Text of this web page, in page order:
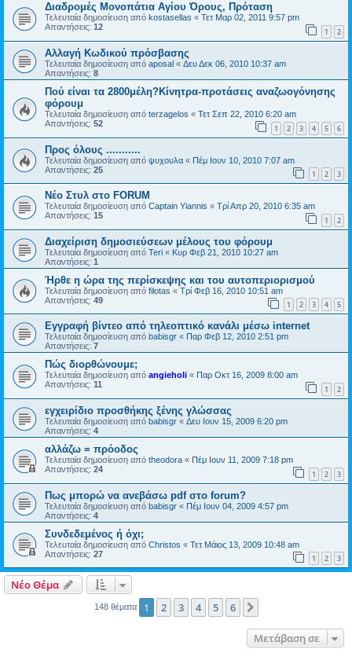
Διαδρομές Μονοπάτια Αγίου Όρους, Πρόταση
Τελευταία δημοσίευση από kostasellas « Τετ Μαρ 02, 2011 9:57 pm
Απαντήσεις: 12 1 2
Αλλαγή Κωδικού πρόσβασης
Τελευταία δημοσίευση από aposal « Δευ Δεκ 06, 2010 10:37 am
Απαντήσεις: 8
Πού είναι τα 2800μέλη?Κίνητρα-προτάσεις αναζωογόνησης
φόρουμ
Τελευταία δημοσίευση από terzagelos « Τετ Σεπ 22, 2010 6:20 am
Απαντήσεις: 52 1 2 3 4 5 6
Προς όλους ...........
Τελευταία δημοσίευση από ψυχουλα « Πέμ Ιουν 10, 2010 7:07 am
Απαντήσεις: 25 1 2 3
Νέο Στυλ στο FORUM
Τελευταία δημοσίευση από Captain Yiannis « Τρί Απρ 20, 2010 6:35 am
Απαντήσεις: 15 1 2
Διαχείριση δημοσιεύσεων μέλους του φόρουμ
Τελευταία δημοσίευση από Teri « Κυρ Φεβ 21, 2010 10:27 am
Απαντήσεις: 1
Ήρθε η ώρα της περίσκεψης και του αυτοπεριορισμού
Τελευταία δημοσίευση από filotas « Τρί Φεβ 16, 2010 10:51 am
Απαντήσεις: 49 1 2 3 4 5
Εγγραφή βίντεο από τηλεοπτικό κανάλι μέσω internet
Τελευταία δημοσίευση από babisgr « Παρ Φεβ 12, 2010 2:51 pm
Απαντήσεις: 7
Πώς διορθώνουμε;
Τελευταία δημοσίευση από angieholi « Παρ Οκτ 16, 2009 8:00 am
Απαντήσεις: 11 1 2
εγχειρίδιο προσθήκης ξένης γλώσσας
Τελευταία δημοσίευση από babisgr « Δευ Ιουν 15, 2009 6:20 pm
Απαντήσεις: 4
αλλάζω = πρόοδος
Τελευταία δημοσίευση από theodora « Πέμ Ιουν 11, 2009 7:18 pm
Απαντήσεις: 24 1 2 3
Πως μπορώ να ανεβάσω pdf στο forum?
Τελευταία δημοσίευση από babisgr « Πέμ Ιουν 04, 2009 4:57 pm
Απαντήσεις: 4
Συνδεδεμένος ή όχι;
Τελευταία δημοσίευση από Christos « Τετ Μάιος 13, 2009 10:48 am
Απαντήσεις: 27 1 2 3
Νέο Θέμα
148 θέματα 1 2 3 4 5 6
Μετάβαση σε